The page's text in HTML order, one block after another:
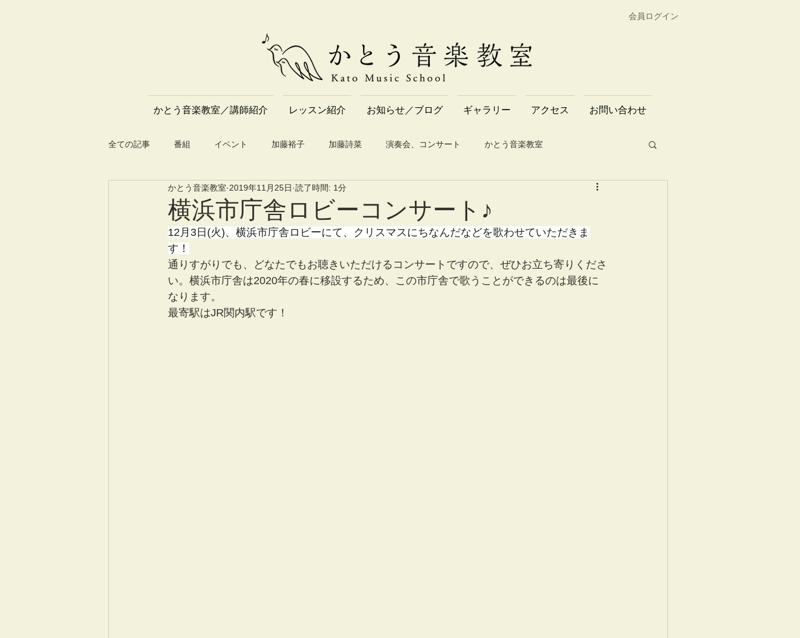
会員ログイン
かとう音楽教室／講師紹介 レッスン紹介 お知らせ／ブログ ギャラリー アクセス お問い合わせ
全ての記事 番組 イベント 加藤裕子 加藤詩菜 演奏会、コンサート かとう音楽教室
横浜市庁舎ロビーコンサート♪
かとう音楽教室 2019年11月25日 読了時間: 1分
12月3日(火)、横浜市庁舎ロビーにて、クリスマスにちなんだなどを歌わせていただきま
す！
通りすがりでも、どなたでもお聴きいただけるコンサートですので、ぜひお立ち寄りくださ
い。 横浜市庁舎は2020年の春に移設するため、この市庁舎で歌うことができるのは最後に
なります。
最寄駅はJR関内駅です！